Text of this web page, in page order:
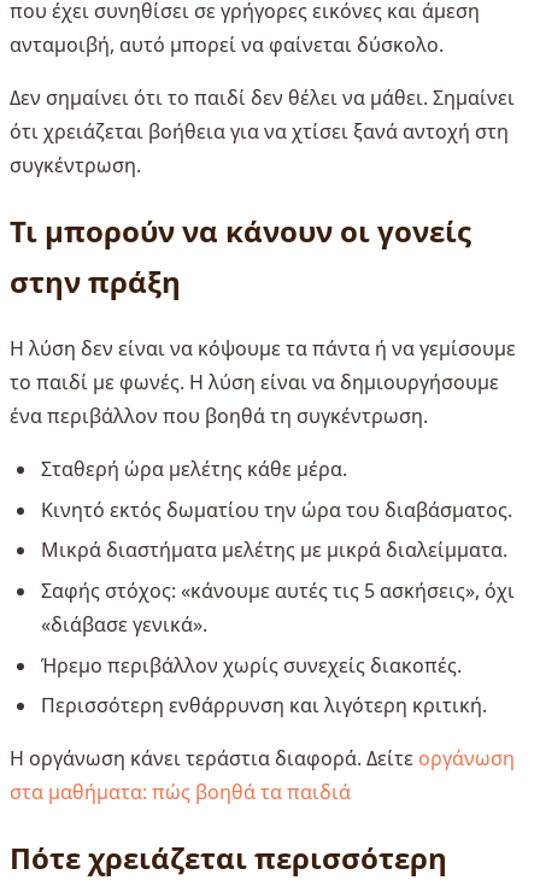
που έχει συνηθίσει σε γρήγορες εικόνες και άμεση
ανταμοιβή, αυτό μπορεί να φαίνεται δύσκολο.
Δεν σημαίνει ότι το παιδί δεν θέλει να μάθει. Σημαίνει
ότι χρειάζεται βοήθεια για να χτίσει ξανά αντοχή στη
συγκέντρωση.
Τι μπορούν να κάνουν οι γονείς
στην πράξη
Η λύση δεν είναι να κόψουμε τα πάντα ή να γεμίσουμε
το παιδί με φωνές. Η λύση είναι να δημιουργήσουμε
ένα περιβάλλον που βοηθά τη συγκέντρωση.
Σταθερή ώρα μελέτης κάθε μέρα.
Κινητό εκτός δωματίου την ώρα του διαβάσματος.
Μικρά διαστήματα μελέτης με μικρά διαλείμματα.
Σαφής στόχος: «κάνουμε αυτές τις 5 ασκήσεις», όχι
«διάβασε γενικά».
Ήρεμο περιβάλλον χωρίς συνεχείς διακοπές.
Περισσότερη ενθάρρυνση και λιγότερη κριτική.
Η οργάνωση κάνει τεράστια διαφορά. Δείτε οργάνωση
στα μαθήματα: πώς βοηθά τα παιδιά
Πότε χρειάζεται περισσότερη